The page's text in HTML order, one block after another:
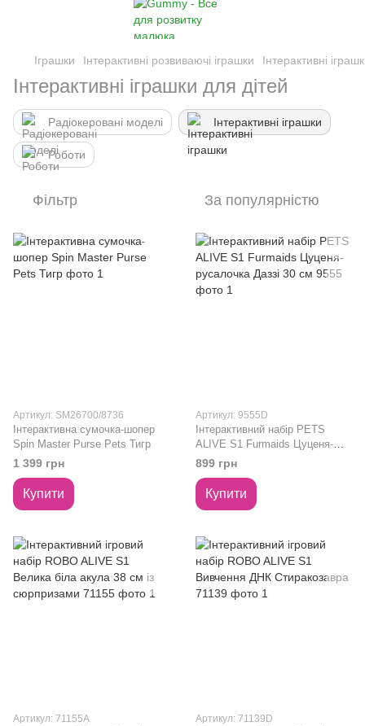
Іграшки Інтерактивні розвиваючі іграшки Інтерактивні
Інтерактивні іграшки для дітей
Радіокеровані моделі Інтерактивні іграшки
Роботи
Фільтр За популярністю
Артикул: SM26700/8736
Інтерактивна сумочка-шопер
Spin Master Purse Pets Тигр
1 399 грн
Купити
Артикул: 9555D
Інтерактивний набір PETS
ALIVE S1 Furmaids Цуценя-
русалочка Даззі 30 см 9555
899 грн
Купити
Артикул: 71155A Артикул: 71139D